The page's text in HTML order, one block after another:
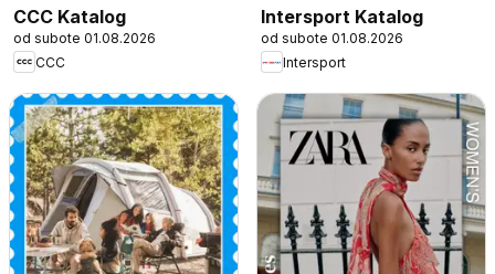
CCC Katalog
od subote 01.08.2026
CCC
Intersport Katalog
od subote 01.08.2026
Intersport